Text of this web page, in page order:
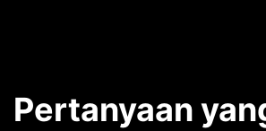
Pertanyaan